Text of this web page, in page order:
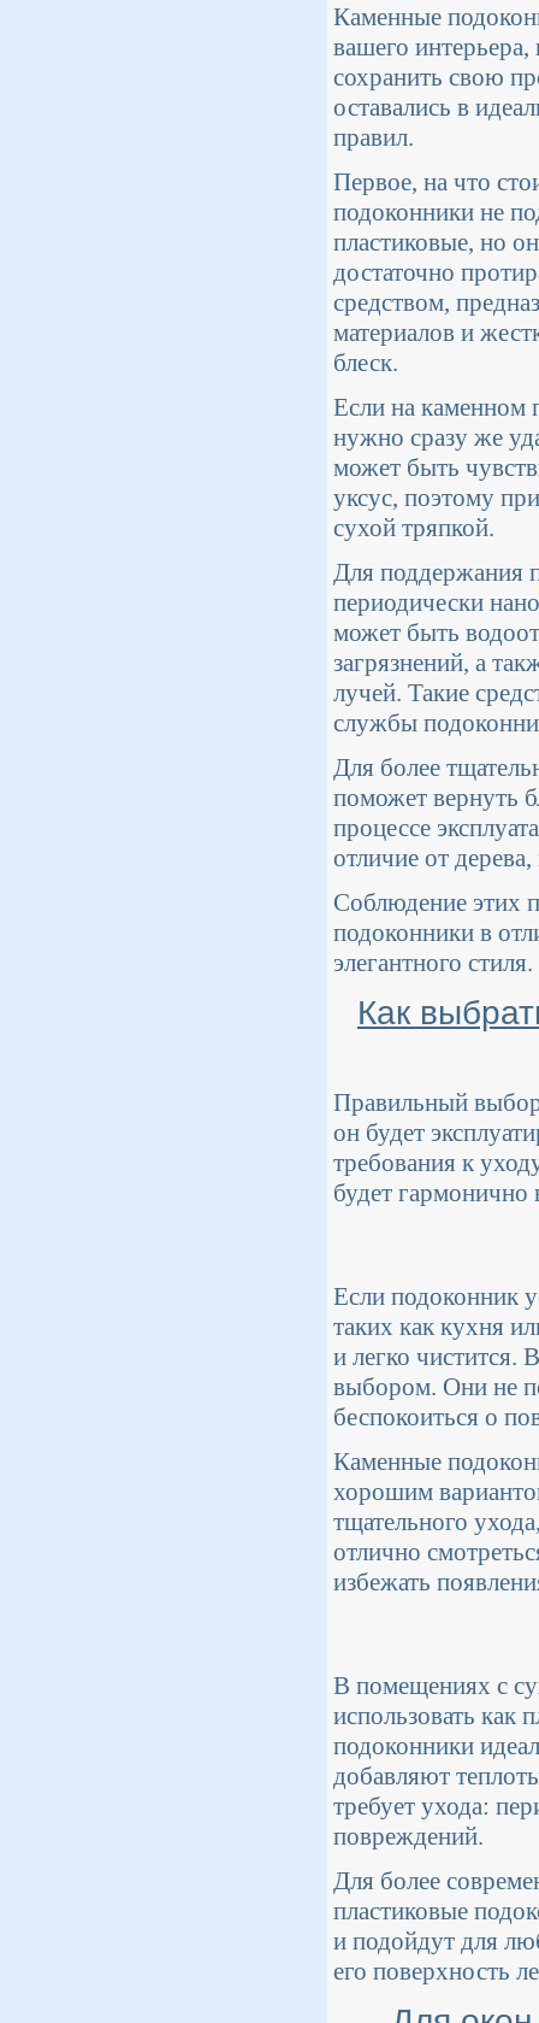
Каменные
вашего
сохранить свою
оставались в
правил.
Первое, на что
подоконники не
пластиковые, но
достаточно
средством,
материалов и
блеск.
Если на каменном
нужно сразу же
может быть
уксус, поэтому
сухой тряпкой.
Для поддержания
периодически
может быть
загрязнений, а
лучей. Такие
службы
Для более
поможет вернуть
процессе
отличие от
Соблюдение этих
подоконники в
элегантного стиля.
Как
Правильный выбор
он будет
требования к
будет гармонично
Если подоконник
таких как кухня
и легко чистится.
выбором. Они не
беспокоиться о
Каменные
хорошим
тщательного
отлично
избежать
В помещениях с
использовать как
подоконники
добавляют
требует ухода:
повреждений.
Для более
пластиковые
и подойдут для
его поверхность